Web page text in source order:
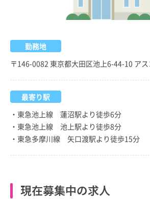
勤務地
〒146-0082 東京都大田区池上6-44-10 ア
最寄り駅
・東急池上線 蓮沼駅より徒歩6分
・東急池上線 池上駅より徒歩8分
・東急多摩川線 矢口渡駅より徒歩15分
現在募集中の求人